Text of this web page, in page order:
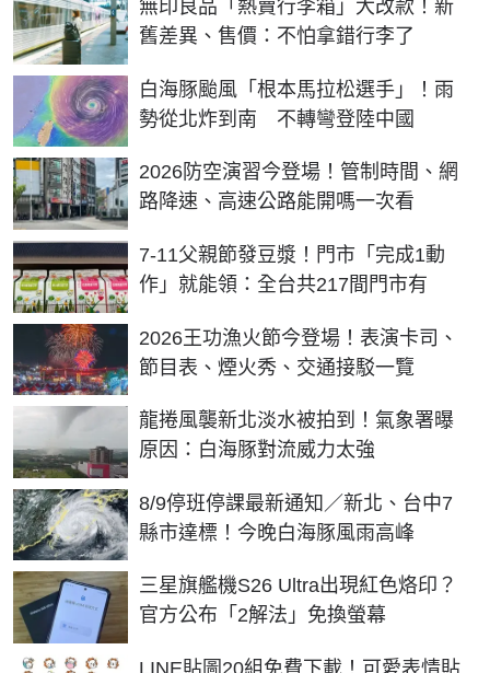
無印良品「熱賣行李箱」大改款！新
舊差異、售價：不怕拿錯行李了
白海豚颱風「根本馬拉松選手」！雨
勢從北炸到南 不轉彎登陸中國
2026防空演習今登場！管制時間、網
路降速、高速公路能開嗎一次看
7-11父親節發豆漿！門市「完成1動
作」就能領：全台共217間門市有
2026王功漁火節今登場！表演卡司、
節目表、煙火秀、交通接駁一覽
龍捲風襲新北淡水被拍到！氣象署曝
原因：白海豚對流威力太強
8/9停班停課最新通知／新北、台中7
縣市達標！今晚白海豚風雨高峰
三星旗艦機S26 Ultra出現紅色烙印？
官方公布「2解法」免換螢幕
LINE貼圖20組免費下載！可愛表情貼